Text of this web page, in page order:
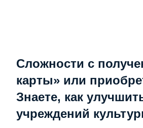
Сложности с
карты» или
Знаете, как
учреждений